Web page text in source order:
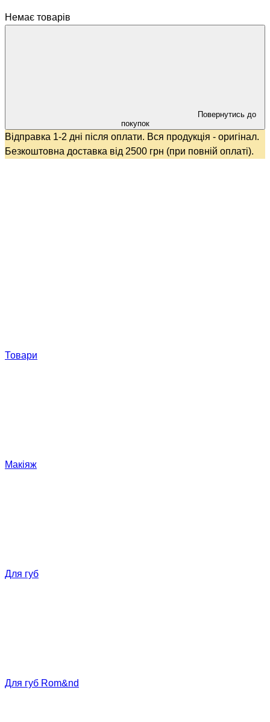
Немає товарів
Повернутись до
покупок
Відправка 1-2 дні після оплати. Вся продукція - оригінал.
Безкоштовна доставка від 2500 грн (при повній оплаті).
Товари
Макіяж
Для губ
Для губ Rom&nd